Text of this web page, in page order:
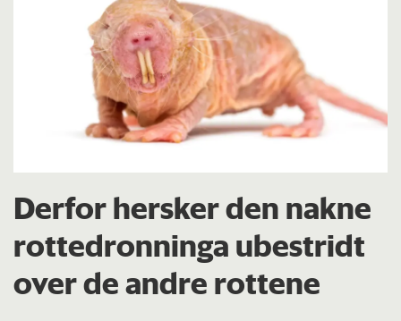
Derfor hersker den nakne
rottedronninga ubestridt
over de andre rottene